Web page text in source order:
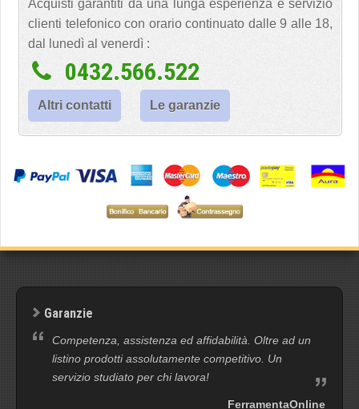
Acquisti garantiti da una lunga esperienza e servizio
clienti telefonico con orario continuato dalle 9 alle 18,
dal lunedì al venerdì :
0432.566.522
Altri contatti Le garanzie
Garanzie
Competenza, assistenza ed affidabilità. Oltre ad un
listino prodotti assolutamente competitivo. Un
servizio studiato per chi lavora!
FerramentaOnline